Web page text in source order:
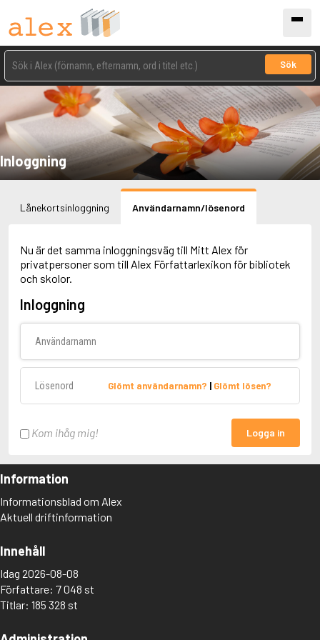
Sök
Inloggning
Lånekortsinloggning Användarnamn/lösenord
Nu är det samma inloggningsväg till Mitt Alex för
privatpersoner som till Alex Författarlexikon för bibliotek
och skolor.
Inloggning
Glömt användarnamn? | Glömt lösen?
Kom ihåg mig! Logga in
Information
Informationsblad om Alex
Aktuell driftinformation
Innehåll
Idag 2026-08-08
Författare: 7 048 st
Titlar: 185 328 st